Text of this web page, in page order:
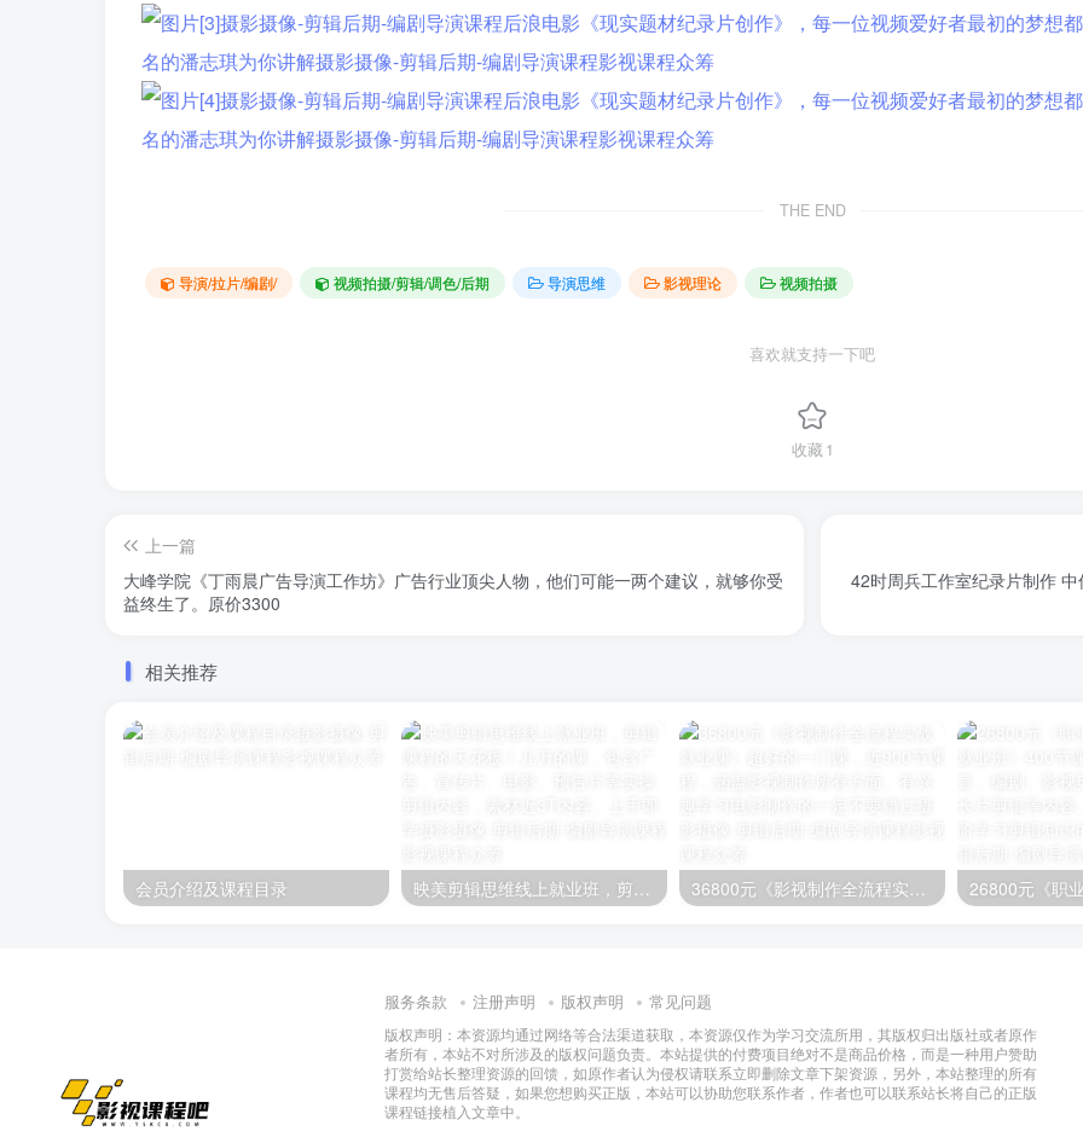
THE END
导演/拉片/编剧/ 视频拍摄/剪辑/调色/后期 导演思维 影视理论 视频拍摄
喜欢就支持一下吧
收藏1
上一篇
大峰学院《丁雨晨广告导演工作坊》广告行业顶尖人物，他们可能一两个建议，就够你受
益终生了。原价3300
42时周兵工作室纪录片制作 中传周兵主讲。告诉你如何制作创意纪录片，以及拍摄后期
相关推荐
会员介绍及课程目录 映美剪辑思维线上就业班，剪辑课程的天花板！几万的课，包含广告、宣传片、电影、预告片等实操剪辑内容，素材近3T内容。上手即学 36800元《影视制作全流程实战就业课》超好的一门课，近900节课程，涵盖影视制作所有方面。有兴趣学习电影制作的一定不要错过
服务条款 注册声明 版权声明 常见问题
版权声明：本资源均通过网络等合法渠道获取，本资源仅作为学习交流所用，其版权归出版社或者原作
者所有，本站不对所涉及的版权问题负责。本站提供的付费项目绝对不是商品价格，而是一种用户赞助
打赏给站长整理资源的回馈，如原作者认为侵权请联系立即删除文章下架资源，另外，本站整理的所有
课程均无售后答疑，如果您想购买正版，本站可以协助您联系作者，作者也可以联系站长将自己的正版
课程链接植入文章中。